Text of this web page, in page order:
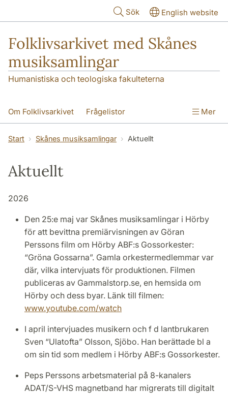
Sök English website
Folklivsarkivet med Skånes
musiksamlingar
Humanistiska och teologiska fakulteterna
Om Folklivsarkivet Frågelistor
Sök i samlingarna Skånes musiksamlingar
Mer
Start Skånes musiksamlingar Aktuellt
Aktuellt
2026
Den 25:e maj var Skånes musiksamlingar i Hörby
för att bevittna premiärvisningen av Göran
Perssons film om Hörby ABF:s Gossorkester:
“Gröna Gossarna”. Gamla orkestermedlemmar var
där, vilka intervjuats för produktionen. Filmen
publiceras av Gammalstorp.se, en hemsida om
Hörby och dess byar. Länk till filmen:
www.youtube.com/watch
I april intervjuades musikern och f d lantbrukaren
Sven “Ulatofta” Olsson, Sjöbo. Han berättade bl a
om sin tid som medlem i Hörby ABF:s Gossorkester.
Peps Perssons arbetsmaterial på 8-kanalers
ADAT/S-VHS magnetband har migrerats till digitalt